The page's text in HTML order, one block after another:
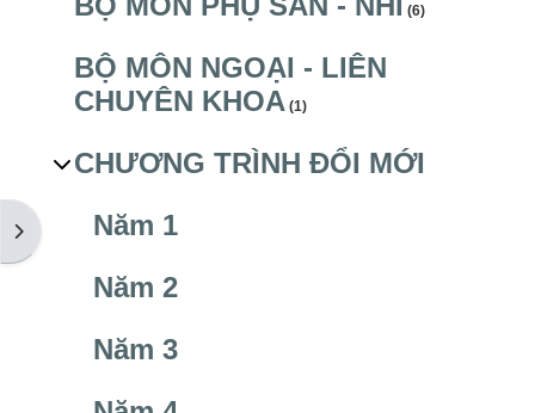
Mở ngăn kéo tài liệu
(6)
BỘ MÔN NGOẠI - LIÊN
CHUYÊN KHOA(1)
CHƯƠNG TRÌNH ĐỔI MỚI
Năm 1
Năm 2
Năm 3